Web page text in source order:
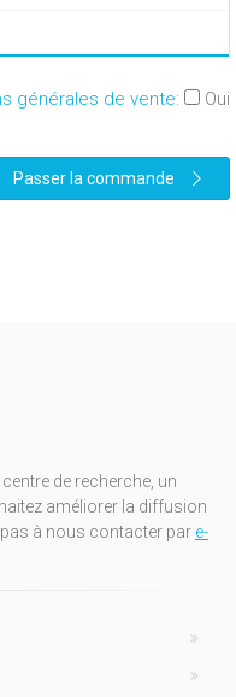
générales de vente: Oui
Passer la commande
de recherche, un
améliorer la diffusion
à nous contacter par e-